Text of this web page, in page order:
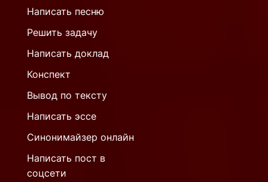
Написать песню
Решить задачу
Написать доклад
Конспект
Вывод по тексту
Написать эссе
Синонимайзер онлайн
Написать пост в
соцсети